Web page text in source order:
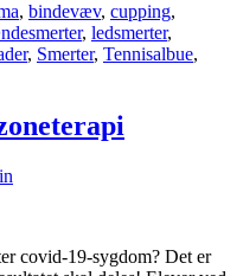
, bindevæv, cupping,
, ledsmerter,
, Smerter, Tennisalbue,
covid-19-sygdom? Det er